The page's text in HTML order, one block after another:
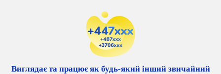
Виглядає та працює як будь-який інший звичайний